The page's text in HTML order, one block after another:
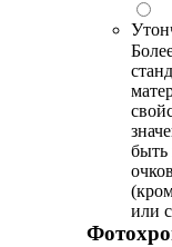
быть
или